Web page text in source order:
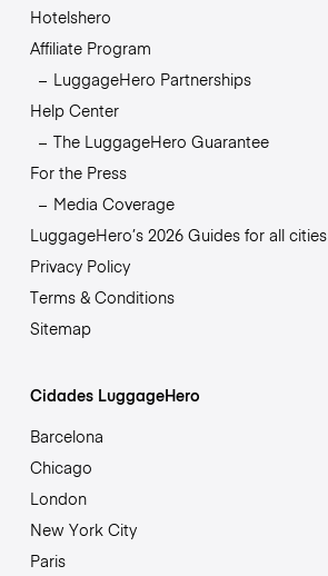
Hotelshero
Affiliate Program
LuggageHero Partnerships
Help Center
The LuggageHero Guarantee
For the Press
Media Coverage
LuggageHero’s 2026 Guides for all cities
Privacy Policy
Terms & Conditions
Sitemap
Cidades LuggageHero
Barcelona
Chicago
London
New York City
Paris